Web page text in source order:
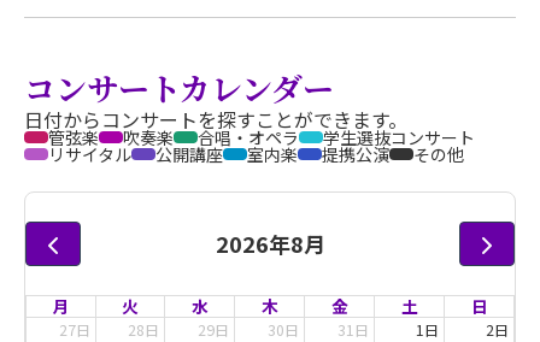
コンサートカレンダー
日付からコンサートを探すことができます。
管弦楽 吹奏楽 合唱・オペラ 学生選抜コンサート
リサイタル 公開講座 室内楽 提携公演 その他
2026年8月
月 火 水 木 金 土 日
27日 28日 29日 30日 31日 1日 2日